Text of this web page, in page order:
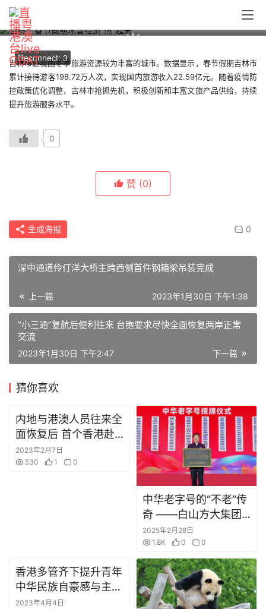
页
今
日
头
线
直
播
门
资
讯
吉林：春节假期冰雪经济“热”起来
00:00 / 00:00
Reconnect: 3
吉林市是我国冬季旅游资源较为丰富的城市。数据显示，春节假期吉林市
累计接待游客198.72万人次，实现国内旅游收入22.59亿元。随着疫情防
控政策优化调整，吉林市抢抓先机，积极创新和丰富文旅产品供给，持续
提升旅游服务水平。
0
赞 (0)
生成海报 0
深中通道伶仃洋大桥主跨西侧首件钢箱梁吊装完成
上一篇 2023年1月30日 下午1:38
“小三通”复航后便利往来 台胞要求尽快全面恢复两岸正常
交流
下一篇
2023年1月30日 下午2:47
猜你喜欢
内地与港澳人员往来全
面恢复后 首个香港赴
北京旅游团抵京
2023年2月7日
530
1 0
中华老字号的“不老”传
奇 ——白山方大集团
品牌诚信建设纪实
2025年2月28日
1.8K
0 0
香港多管齐下提升青年
中华民族自豪感与主人
翁意识
2023年4月4日